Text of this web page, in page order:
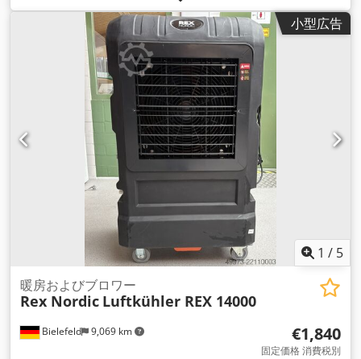
小型広告
1 / 5
Bielefeld 9,069 km
暖房およびブロワー
Rex Nordic Luftkühler REX 14000
€1,840
固定価格 消費税別